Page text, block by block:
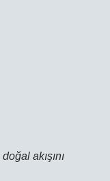
doğal akışını